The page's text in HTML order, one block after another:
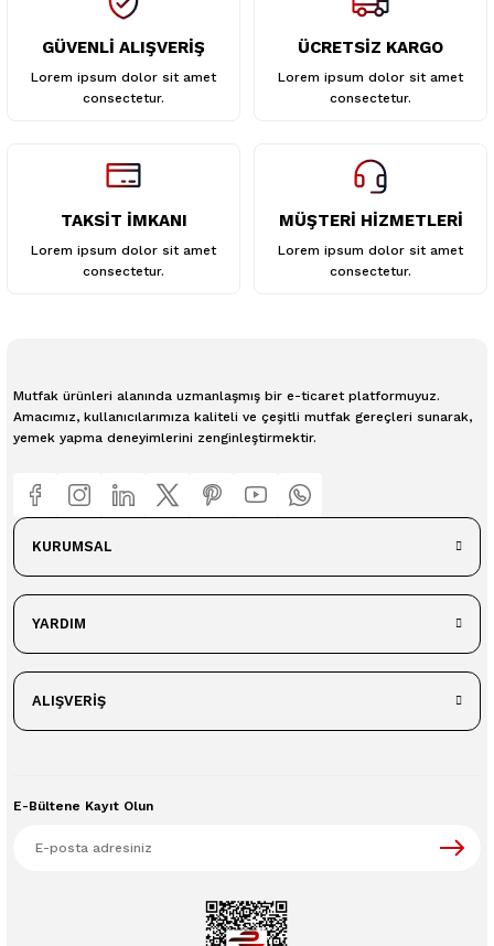
GÜVENLİ ALIŞVERİŞ
Lorem ipsum dolor sit amet
consectetur.
ÜCRETSİZ KARGO
Lorem ipsum dolor sit amet
consectetur.
TAKSİT İMKANI
Lorem ipsum dolor sit amet
consectetur.
MÜŞTERİ HİZMETLERİ
Lorem ipsum dolor sit amet
consectetur.
Mutfak ürünleri alanında uzmanlaşmış bir e-ticaret platformuyuz.
Amacımız, kullanıcılarımıza kaliteli ve çeşitli mutfak gereçleri sunarak,
yemek yapma deneyimlerini zenginleştirmektir.
KURUMSAL
YARDIM
ALIŞVERİŞ
E-Bültene Kayıt Olun